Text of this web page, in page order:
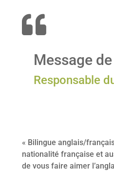

Message
Responsable
« Bilingue anglais/
nationalité française et
de vous faire aimer